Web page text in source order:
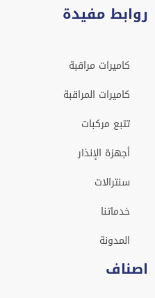
روابط مفيدة
كاميرات مراقبة
كاميرات المراقبة
تتبع مركبات
أجهزة الإنذار
سنترالات
خدماتنا
المدونة
اصناف